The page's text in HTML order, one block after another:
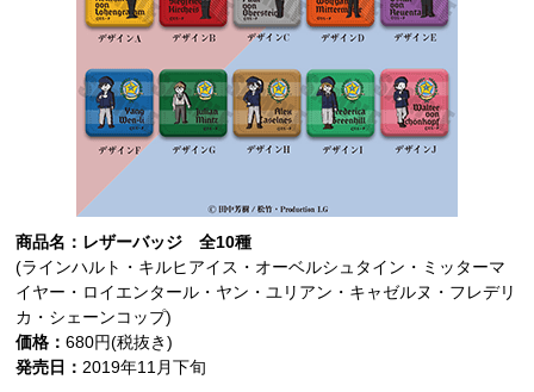
商品名：レザーバッジ 全10種
(ラインハルト・キルヒアイス・オーベルシュタイン・ミッターマ
イヤー・ロイエンタール・ヤン・ユリアン・キャゼルヌ・フレデリ
カ・シェーンコップ)
価格：680円(税抜き)
発売日：2019年11月下旬